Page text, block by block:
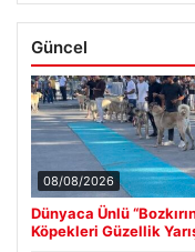
Güncel
08/08/2026
Dünyaca Ünlü
Köpekleri Güzellik